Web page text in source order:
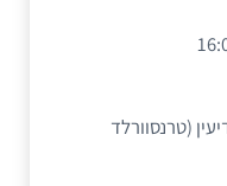
מודיעין (טרנסוורלד